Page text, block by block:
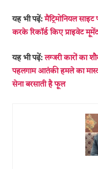
यह भी पढ़ें:मैट्रिमोनियल
करके रिकॉर्ड किए प्राइवेट
यह भी पढ़ें:लग्जरी कारों का
पहलगाम आतंकी हमले का
सेना बरसाती है फूल